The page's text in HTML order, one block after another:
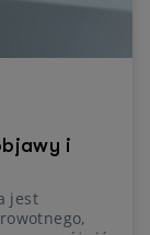
i
jest